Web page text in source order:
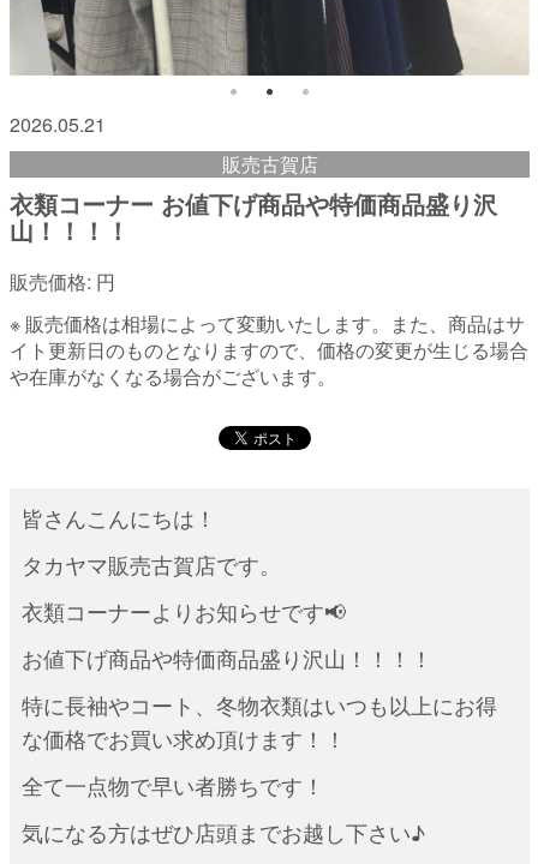
2026.05.21
販売古賀店
衣類コーナー お値下げ商品や特価商品盛り沢
山！！！！
販売価格: 円
※ 販売価格は相場によって変動いたします。また、商品はサ
イト更新日のものとなりますので、価格の変更が生じる場合
や在庫がなくなる場合がございます。
皆さんこんにちは！
タカヤマ販売古賀店です。
衣類コーナーよりお知らせです📢
お値下げ商品や特価商品盛り沢山！！！！
特に長袖やコート、冬物衣類はいつも以上にお得
な価格でお買い求め頂けます！！
全て一点物で早い者勝ちです！
気になる方はぜひ店頭までお越し下さい♪